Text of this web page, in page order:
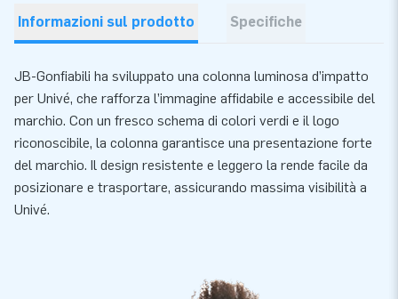
Informazioni sul prodotto Specifiche
JB-Gonfiabili ha sviluppato una colonna luminosa d’impatto
per Univé, che rafforza l’immagine affidabile e accessibile del
marchio. Con un fresco schema di colori verdi e il logo
riconoscibile, la colonna garantisce una presentazione forte
del marchio. Il design resistente e leggero la rende facile da
posizionare e trasportare, assicurando massima visibilità a
Univé.